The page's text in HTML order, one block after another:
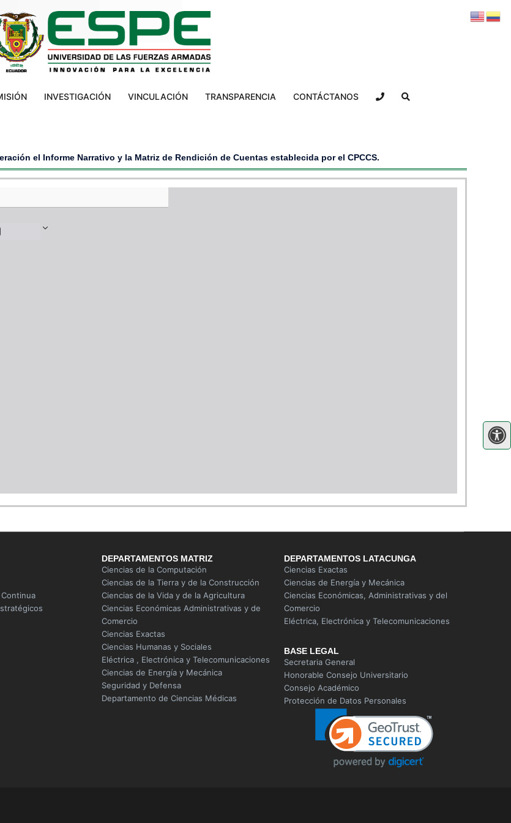
INVESTIGACIÓN VINCULACIÓN TRANSPARENCIA CONTÁCTANOS
el Informe Narrativo y la Matriz de Rendición de Cuentas establecida por el CPCCS.
DEPARTAMENTOS MATRIZ
Ciencias de la Computación
Ciencias de la Tierra y de la Construcción
Ciencias de la Vida y de la Agricultura
Ciencias Económicas Administrativas y de
Comercio
Ciencias Exactas
Ciencias Humanas y Sociales
Eléctrica , Electrónica y Telecomunicaciones
Ciencias de Energía y Mecánica
Seguridad y Defensa
Departamento de Ciencias Médicas
DEPARTAMENTOS LATACUNGA
Ciencias Exactas
Ciencias de Energía y Mecánica
Ciencias Económicas, Administrativas y del
Comercio
Eléctrica, Electrónica y Telecomunicaciones
BASE LEGAL
Secretaria General
Honorable Consejo Universitario
Consejo Académico
Protección de Datos Personales